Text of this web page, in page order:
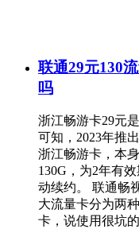
联通29元130
吗
浙江畅游卡29元
可知，2023年推
浙江畅游卡，本
130G，为2年有
动续约。 联通畅
大流量卡分为两
卡，说使用很坑